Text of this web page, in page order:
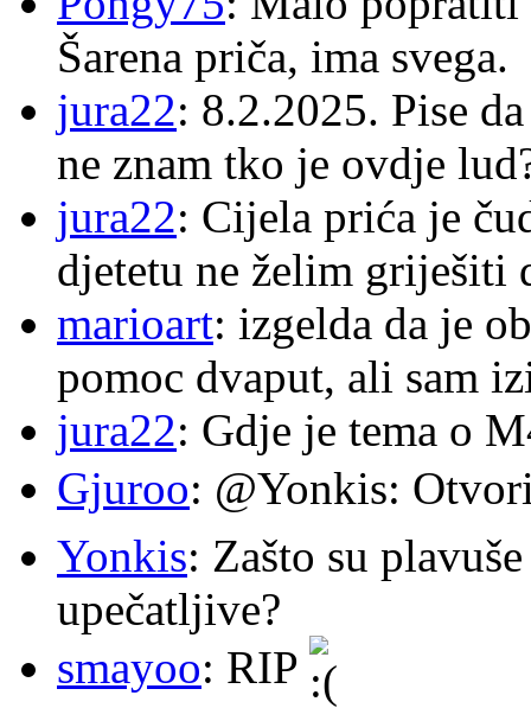
Šarena priča, ima svega.
jura22: 8.2.2025. Pise
ne znam tko je ovdje
jura22: Cijela prića je
djetetu ne želim griješiti
marioart: izgelda da je
pomoc dvaput, ali sam
jura22: Gdje je tema o
Gjuroo: @Yonkis:
Yonkis: Zašto su
upečatljive?
smayoo: RIP